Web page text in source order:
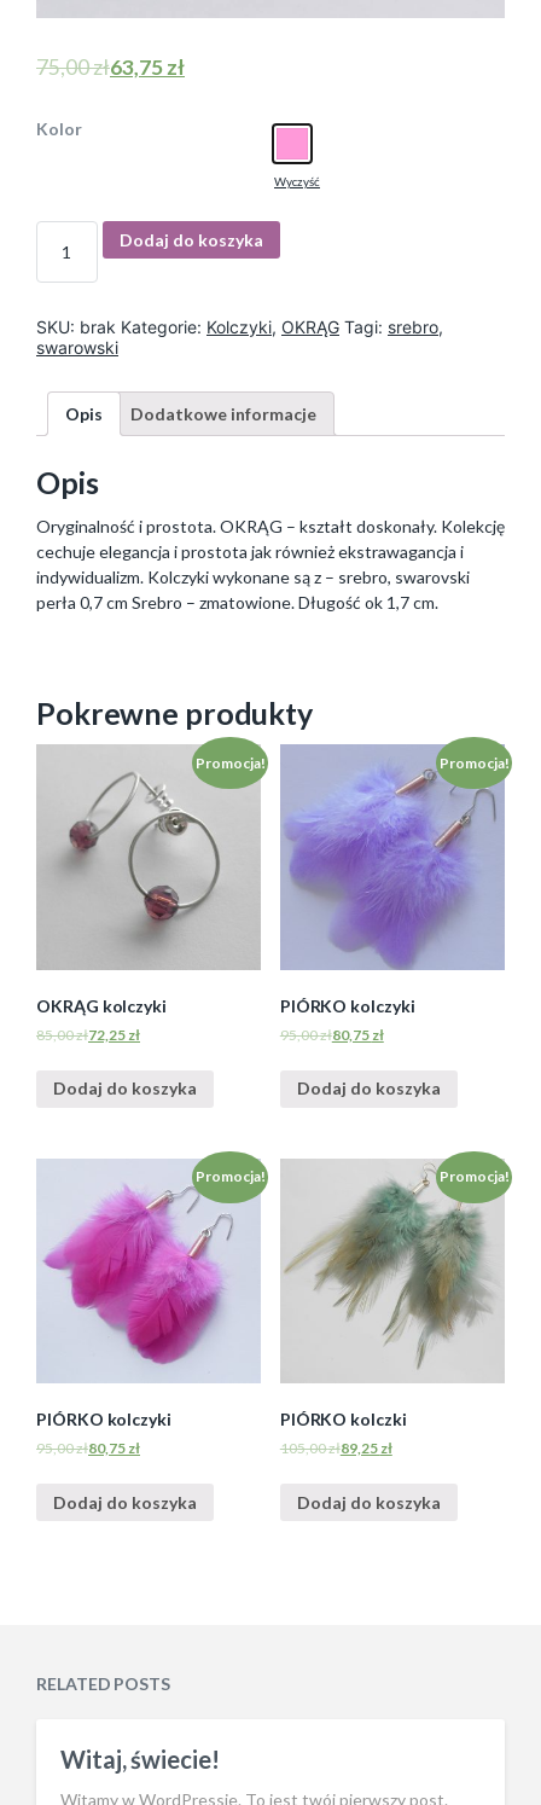
75,00zł63,75zł
Kolor
Wyczyść
I
ś
Dodaj do koszyka
SKU: brak Kategorie: Kolczyki, OKRĄG Tagi: srebro,
swarowski
Opis Dodatkowe informacje
Opis
Oryginalność i prostota. OKRĄG – kształt doskonały. Kolekcję
cechuje elegancja i prostota jak również ekstrawagancja i
indywidualizm. Kolczyki wykonane są z – srebro, swarovski
perła 0,7 cm Srebro – zmatowione. Długość ok 1,7 cm.
Pokrewne produkty
Promocja!
OKRĄG kolczyki
85,00zł72,25 zł
Dodaj do koszyka
Promocja!
PIÓRKO kolczyki
95,00zł80,75 zł
Dodaj do koszyka
Promocja!
PIÓRKO kolczyki
95,00zł80,75 zł
Dodaj do koszyka
Promocja!
PIÓRKO kolczki
105,00zł89,25 zł
Dodaj do koszyka
RELATED POSTS
Witaj, świecie!
Witamy w WordPressie. To jest twój pierwszy post.